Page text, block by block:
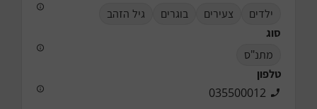
ילדים
צעירים בוגרים
גיל הזהב
סוג
מתנ"ס
טלפון
035500012